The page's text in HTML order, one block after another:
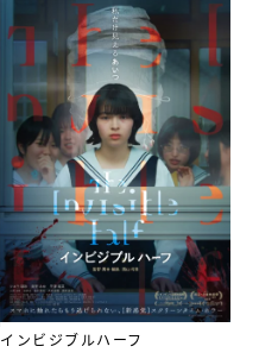
インビジブルハーフ